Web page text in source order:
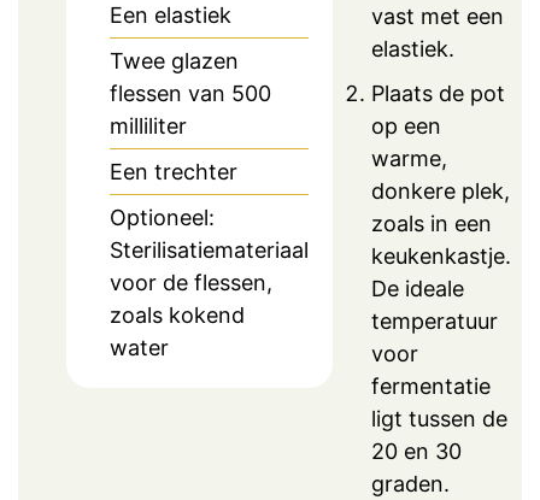
Een elastiek
Twee glazen
flessen van 500
milliliter
Een trechter
Optioneel:
Sterilisatiemateriaal
voor de flessen,
zoals kokend
water
vast met een
elastiek.
Plaats de pot
op een
warme,
donkere plek,
zoals in een
keukenkastje.
De ideale
temperatuur
voor
fermentatie
ligt tussen de
20 en 30
graden.